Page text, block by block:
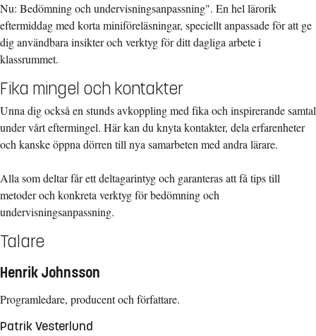
Nu: Bedömning och undervisningsanpassning". En hel lärorik
eftermiddag med korta miniföreläsningar, speciellt anpassade för att ge
dig användbara insikter och verktyg för ditt dagliga arbete i
klassrummet.
Fika mingel och kontakter
Unna dig också en stunds avkoppling med fika och inspirerande samtal
under vårt eftermingel. Här kan du knyta kontakter, dela erfarenheter
och kanske öppna dörren till nya samarbeten med andra lärare.
Alla som deltar får ett deltagarintyg och garanteras att få tips till
metoder och konkreta verktyg för bedömning och
undervisningsanpassning.
Talare
Henrik Johnsson
Programledare, producent och författare.
Patrik Vesterlund